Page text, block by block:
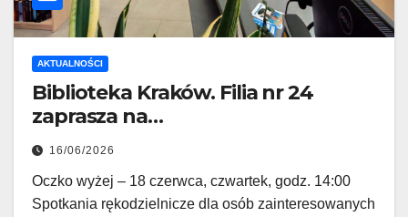
AKTUALNOŚCI
Biblioteka Kraków. Filia nr 24
zaprasza na…
16/06/2026
Oczko wyżej – 18 czerwca, czwartek, godz. 14:00
Spotkania rękodzielnicze dla osób zainteresowanych